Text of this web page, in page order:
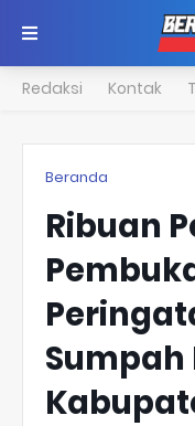
Redaksi Kontak
Beranda
Ribuan
Sumpah